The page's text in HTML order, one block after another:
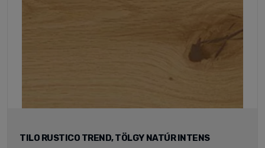
TILO RUSTICO TREND, TÖLGY NATÚR INTENS